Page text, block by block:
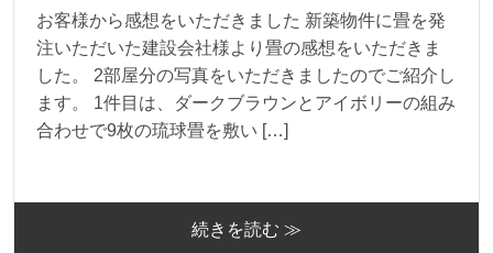
お客様から感想をいただきました 新築物件に畳を発
注いただいた建設会社様より畳の感想をいただきま
した。 2部屋分の写真をいただきましたのでご紹介し
ます。 1件目は、ダークブラウンとアイボリーの組み
合わせで9枚の琉球畳を敷い […]
続きを読む ≫